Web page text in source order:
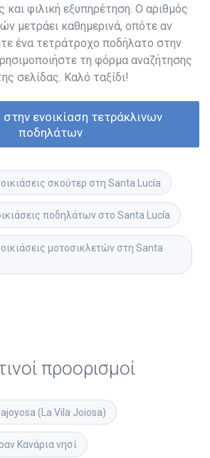
και φιλική εξυπηρέτηση. Ο αριθμός
μετράει καθημερινά, οπότε αν
ένα τετράτροχο ποδήλατο στην
τη φόρμα αναζήτησης
σελίδας. Καλό ταξίδι!
στην ενοικίαση τετράκλινων
ποδηλάτων
σκούτερ στη Santa Lucía
ποδηλάτων στο Santa Lucía
μοτοσικλετών στη Santa
προορισμοί
(La Vila Joiosa)
Κανάρια νησί